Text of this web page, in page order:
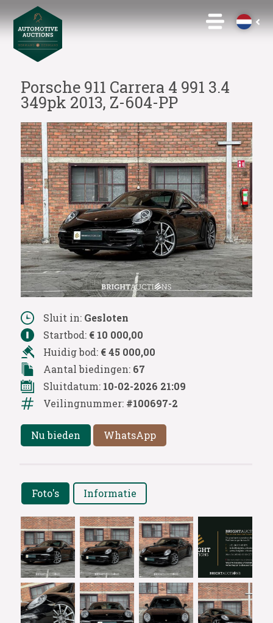
Porsche 911 Carrera 4 991 3.4
349pk 2013, Z-604-PP
Sluit in: Gesloten
Startbod: € 10 000,00
Huidig bod: € 45 000,00
Aantal biedingen: 67
Sluitdatum: 10-02-2026 21:09
Veilingnummer: #100697-2
Nu bieden WhatsApp
Foto's Informatie